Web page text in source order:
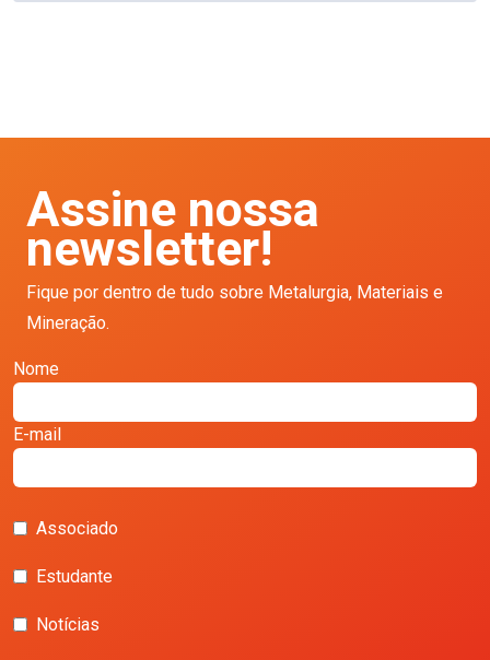
Assine nossa
newsletter!
Fique por dentro de tudo sobre Metalurgia, Materiais e
Mineração.
Nome
E-mail
Associado
Estudante
Notícias